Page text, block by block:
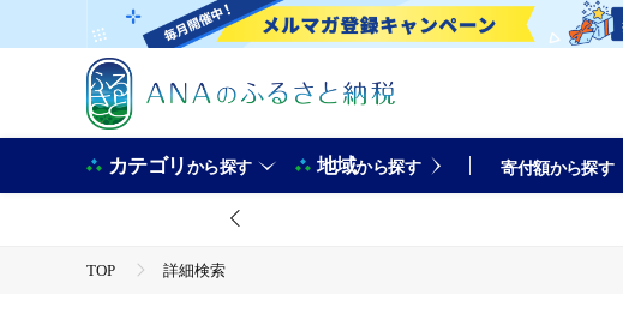
カテゴリから探す 地域から探す 寄付額から探す
TOP 詳細検索